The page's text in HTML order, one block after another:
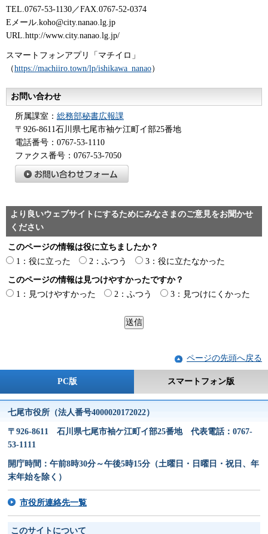
TEL.0767-53-1130／FAX.0767-52-0374
Eメール.koho@city.nanao.lg.jp
URL.http://www.city.nanao.lg.jp/
スマートフォンアプリ「マチイロ」
（https://machiiro.town/lp/ishikawa_nanao）
お問い合わせ
所属課室： 総務部秘書広報課
〒926-8611石川県七尾市袖ケ江町イ部25番地
電話番号：0767-53-1110
ファクス番号：0767-53-7050
より良いウェブサイトにするためにみなさまのご意見をお聞かせ
ください
このページの情報は役に立ちましたか？
1：役に立った
2：ふつう 3：役に立たなかった
このページの情報は見つけやすかったですか？
1：見つけやすかった
2：ふつう 3：見つけにくかった
ページの先頭へ戻る
PC版 スマートフォン版
七尾市役所（法人番号4000020172022）
〒926-8611 石川県七尾市袖ケ江町イ部25番地 代表電話：0767-
53-1111
開庁時間：午前8時30分～午後5時15分（土曜日・日曜日・祝日、年
末年始を除く）
市役所連絡先一覧
このサイトについて